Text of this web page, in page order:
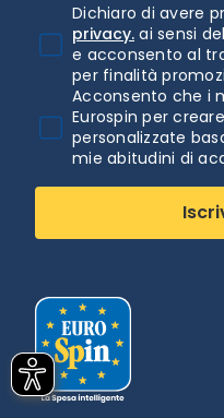
Dichiaro di avere
privacy. ai sensi
e acconsento al
per finalità
Acconsento che i
Eurospin per
personalizzate
mie abitudini di